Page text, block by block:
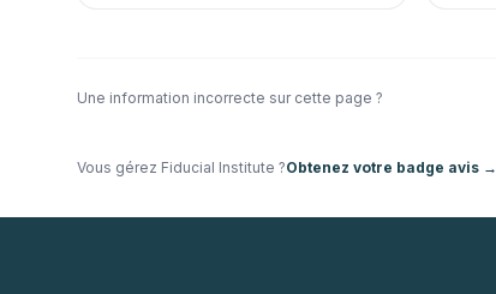
Une information incorrecte sur cette page ?
Vous gérez Fiducial Institute ?Obtenez votre badge avis →